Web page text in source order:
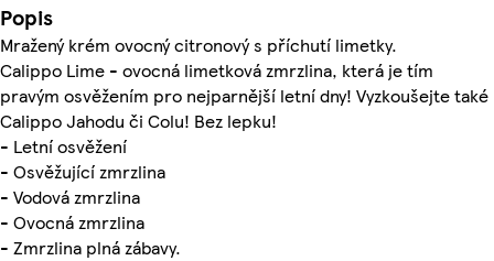
Popis
Mražený krém ovocný citronový s příchutí limetky.
Calippo Lime - ovocná limetková zmrzlina, která je tím
pravým osvěžením pro nejparnější letní dny! Vyzkoušejte také
Calippo Jahodu či Colu! Bez lepku!
- Letní osvěžení
- Osvěžující zmrzlina
- Vodová zmrzlina
- Ovocná zmrzlina
- Zmrzlina plná zábavy.